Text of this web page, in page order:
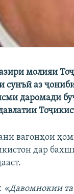
молияи
сунъӣ аз
даромади
вагонҳои
дар
«Давомнокии